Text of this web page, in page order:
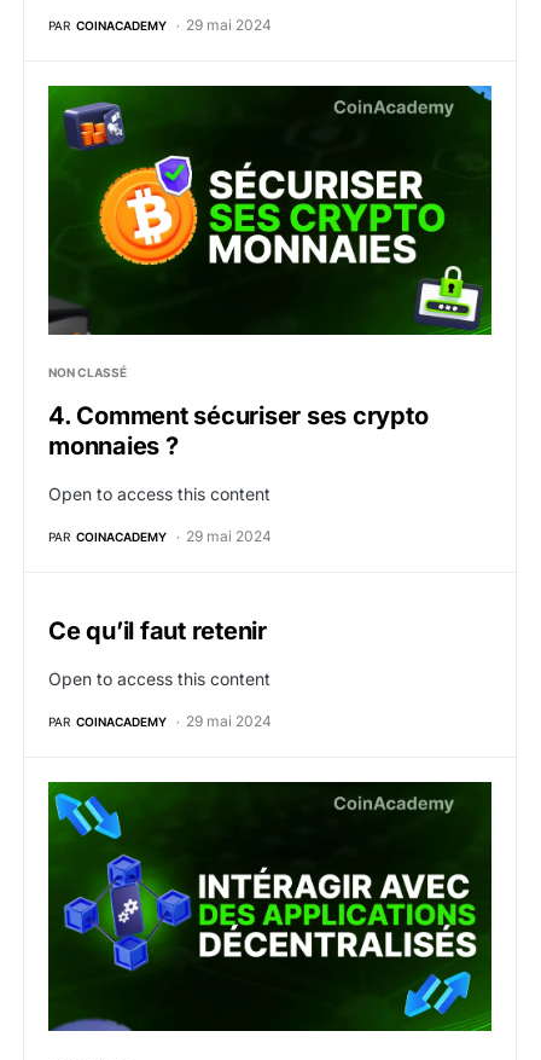
PAR COINACADEMY 29 mai 2024
4. Comment sécuriser ses crypto monnaies ?
NON CLASSÉ
4. Comment sécuriser ses crypto
monnaies ?
Open to access this content
PAR COINACADEMY 29 mai 2024
Ce qu’il faut retenir
Open to access this content
PAR COINACADEMY 29 mai 2024
3. Comment interagir avec des applications